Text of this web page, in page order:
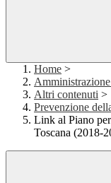
Home >
Altri contenuti >
Prevenzione
Link al Piano
Toscana (2018-